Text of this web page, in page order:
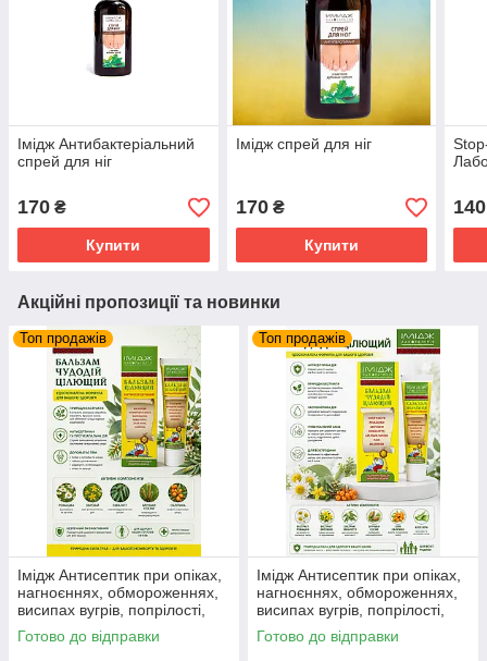
Імідж Антибактеріальний
спрей для ніг
170 ₴
Купити
Імідж спрей для ніг
170₴
Купити
140
Акційні пропозиції та новинки
Топ продажів
Імідж Антисептик при опіках,
нагноєннях, обмороженнях,
висипах вугрів, попрілості,
пролежнях, подразненнях,
укус
Готово до відправки
Топ продажів
Імідж Антисептик при опіках,
нагноєннях, обмороженнях,
висипах вугрів, попрілості,
пролежнях, подразненнях,
укус
Готово до відправки